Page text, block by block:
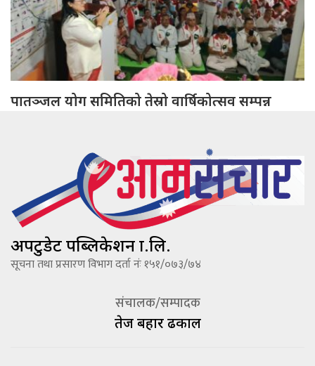
पातञ्जल योग समितिको तेस्रो वार्षिकोत्सव सम्पन्न
अपटुडेट पब्लिकेशन प्रा.लि.
सूचना तथा प्रसारण विभाग दर्ता नंः १५१/०७३/७४
संचालक/सम्पादक
तेज बहादूर ढकाल